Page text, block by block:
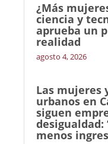
¿Más
ciencia y
aprueba un
realidad
agosto 4, 2026
Las mujeres
urbanos en
siguen
desigualdad:
menos